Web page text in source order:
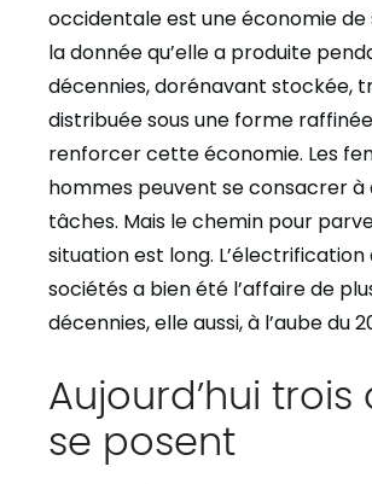
occidentale est une économie de
la donnée qu’elle a produite
décennies, dorénavant stockée,
distribuée sous une forme
renforcer cette économie. Les
hommes peuvent se consacrer à
tâches. Mais le chemin pour
situation est long. L’électrification
sociétés a bien été l’affaire de
décennies, elle aussi, à l’aube du
Aujourd’hui trois
se posent